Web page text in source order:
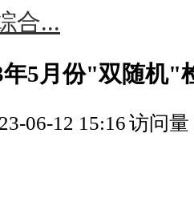
合...
5月份"双随机"
06-12 15:16访问量